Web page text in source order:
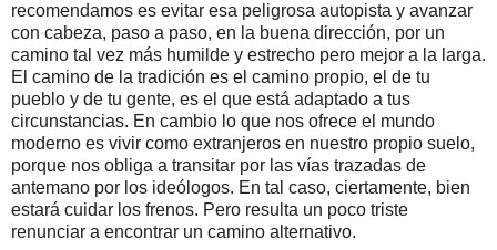
recomendamos es evitar esa peligrosa autopista y avanzar
con cabeza, paso a paso, en la buena dirección, por un
camino tal vez más humilde y estrecho pero mejor a la larga.
El camino de la tradición es el camino propio, el de tu
pueblo y de tu gente, es el que está adaptado a tus
circunstancias. En cambio lo que nos ofrece el mundo
moderno es vivir como extranjeros en nuestro propio suelo,
porque nos obliga a transitar por las vías trazadas de
antemano por los ideólogos. En tal caso, ciertamente, bien
estará cuidar los frenos. Pero resulta un poco triste
renunciar a encontrar un camino alternativo.